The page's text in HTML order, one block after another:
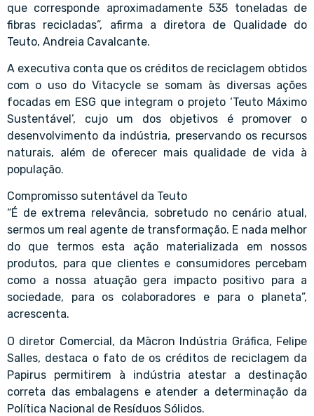
que corresponde aproximadamente 535 toneladas de
fibras recicladas”, afirma a diretora de Qualidade do
Teuto, Andreia Cavalcante.
A executiva conta que os créditos de reciclagem obtidos
com o uso do Vitacycle se somam às diversas ações
focadas em ESG que integram o projeto ‘Teuto Máximo
Sustentável’, cujo um dos objetivos é promover o
desenvolvimento da indústria, preservando os recursos
naturais, além de oferecer mais qualidade de vida à
população.
Compromisso sutentável da Teuto
“É de extrema relevância, sobretudo no cenário atual,
sermos um real agente de transformação. E nada melhor
do que termos esta ação materializada em nossos
produtos, para que clientes e consumidores percebam
como a nossa atuação gera impacto positivo para a
sociedade, para os colaboradores e para o planeta”,
acrescenta.
O diretor Comercial, da Mācron Indústria Gráfica, Felipe
Salles, destaca o fato de os créditos de reciclagem da
Papirus permitirem à indústria atestar a destinação
correta das embalagens e atender a determinação da
Política Nacional de Resíduos Sólidos.